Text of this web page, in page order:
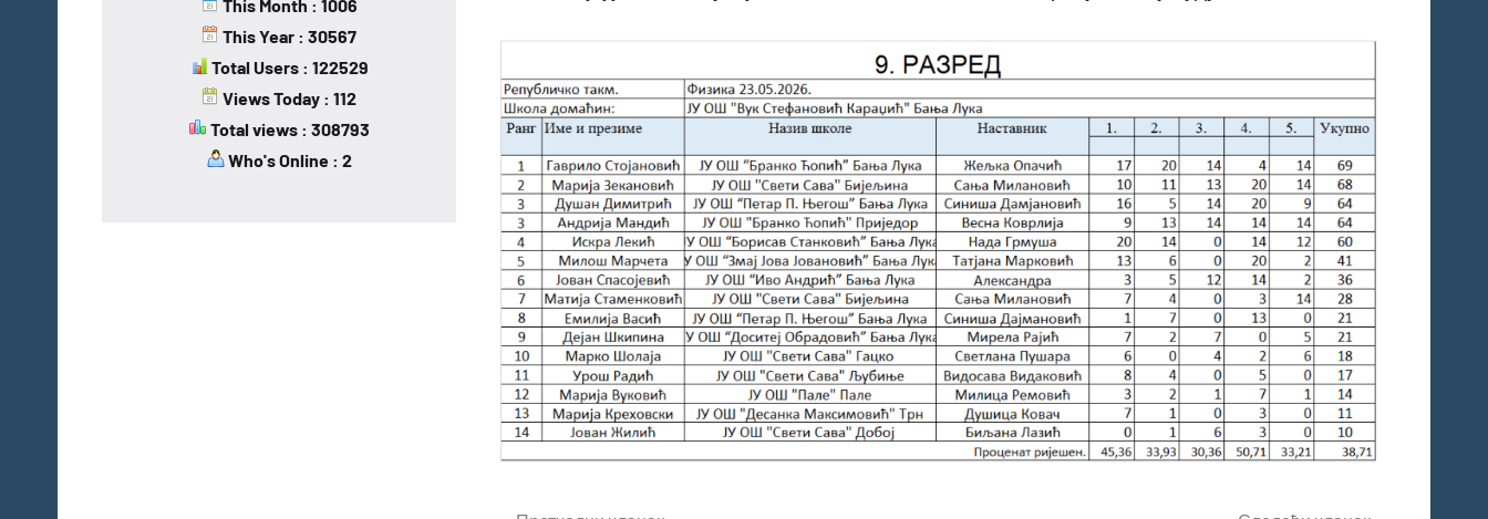
This Month : 1006
This Year : 30567
Total Users : 122529
Views Today : 112
Total views : 308793
Who's Online : 2